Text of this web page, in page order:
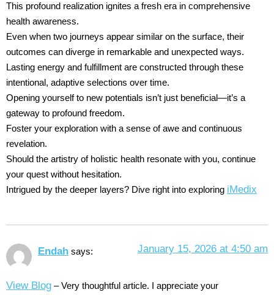
This profound realization ignites a fresh era in comprehensive
health awareness.
Even when two journeys appear similar on the surface, their
outcomes can diverge in remarkable and unexpected ways.
Lasting energy and fulfillment are constructed through these
intentional, adaptive selections over time.
Opening yourself to new potentials isn’t just beneficial—it’s a
gateway to profound freedom.
Foster your exploration with a sense of awe and continuous
revelation.
Should the artistry of holistic health resonate with you, continue
your quest without hesitation.
Intrigued by the deeper layers? Dive right into exploring iMedix
Endah says: January 15, 2026 at 4:50 am
View Blog – Very thoughtful article. I appreciate your